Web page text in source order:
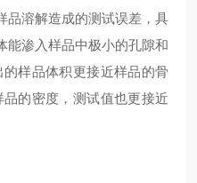
品溶解造成的测试误差，具
能渗入样品中极小的孔隙和
样品体积更接近样品的骨
的密度，测试值也更接近